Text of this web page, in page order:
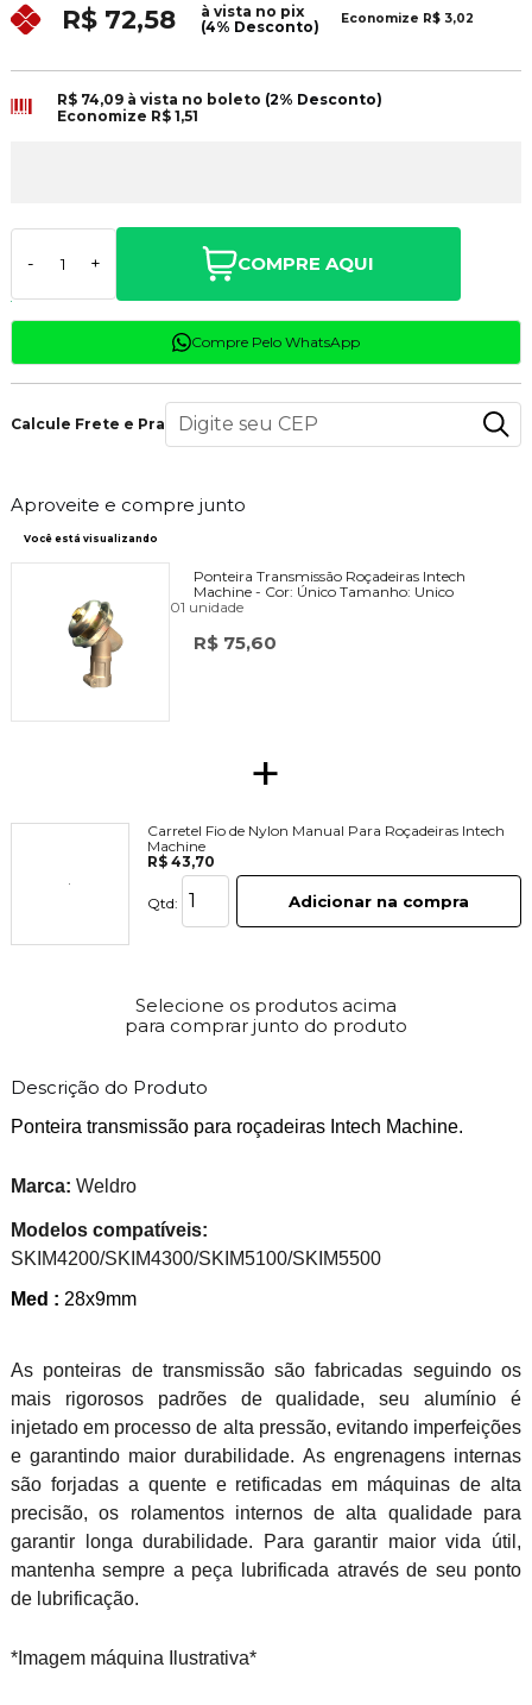
R$ 72,58
à vista no pix
(4% Desconto)
Economize R$ 3,02
R$ 74,09 à vista no boleto (2% Desconto)
Economize R$ 1,51
- + COMPRE AQUI
Compre Pelo WhatsApp
Calcule Frete e Prazo
Aproveite e compre junto
Você está visualizando
Ponteira Transmissão Roçadeiras Intech
Machine - Cor: Único Tamanho: Unico
01 unidade
R$ 75,60
+
Carretel Fio de Nylon Manual Para Roçadeiras Intech
Machine
R$ 43,70
Qtd: Adicionar na compra
Selecione os produtos acima
para comprar junto do produto
Descrição do Produto
Ponteira transmissão para roçadeiras Intech Machine.
Marca: Weldro
Modelos compatíveis:
SKIM4200/SKIM4300/SKIM5100/SKIM5500
Med : 28x9mm
As ponteiras de transmissão são fabricadas seguindo os
mais rigorosos padrões de qualidade, seu alumínio é
injetado em processo de alta pressão, evitando imperfeições
e garantindo maior durabilidade. As engrenagens internas
são forjadas a quente e retificadas em máquinas de alta
precisão, os rolamentos internos de alta qualidade para
garantir longa durabilidade. Para garantir maior vida útil,
mantenha sempre a peça lubrificada através de seu ponto
de lubrificação.
*Imagem máquina Ilustrativa*